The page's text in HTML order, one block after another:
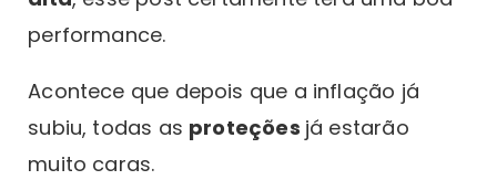
performance.
Acontece que depois que a inflação já
subiu, todas as proteções já estarão
muito caras.